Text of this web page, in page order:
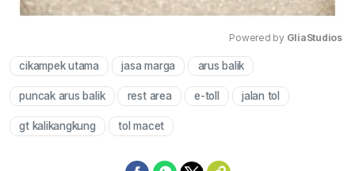
Powered by GliaStudios
cikampek utama jasa marga arus balik
puncak arus balik rest area e-toll jalan tol
gt kalikangkung tol macet